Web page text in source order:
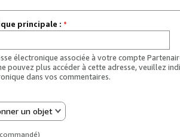
principale : *
électronique associée à votre compte
pouvez plus accéder à cette adresse, veuillez
dans vos commentaires.
un objet